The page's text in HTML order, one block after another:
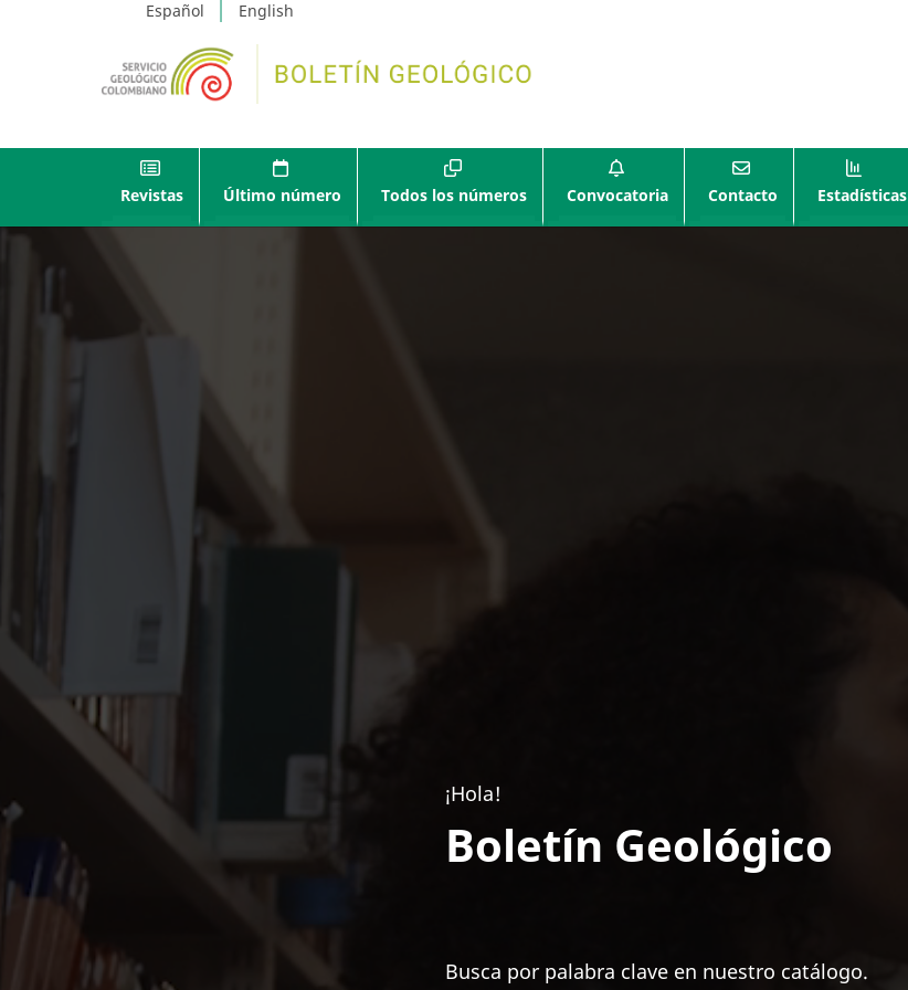
Español English
Revistas Último número Todos los números Convocatoria Contacto Estadísticas
¡Hola!
Boletín Geológico
Busca por palabra clave en nuestro catálogo.